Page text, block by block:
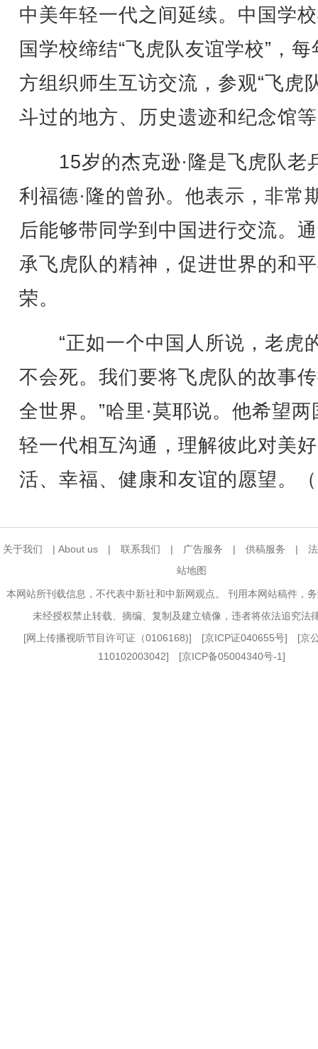
中美年轻一代之间延续。中国学
国学校缔结“飞虎队友谊学校”，每
方组织师生互访交流，参观“飞虎
斗过的地方、历史遗迹和纪念馆
15岁的杰克逊·隆是飞虎队老
利福德·隆的曾孙。他表示，非常
后能够带同学到中国进行交流。
承飞虎队的精神，促进世界的和
荣。
“正如一个中国人所说，老虎
不会死。我们要将飞虎队的故事
全世界。”哈里·莫耶说。他希望两
轻一代相互沟通，理解彼此对美
活、幸福、健康和友谊的愿望。
关于我们 | About us | 联系我们 | 广告服务 | 供稿服务 |
站地图
本网站所刊载信息，不代表中新社和中新网观点。 刊用本网站稿件，
未经授权禁止转载、摘编、复制及建立镜像，违者将依法追究法
[网上传播视听节目许可证（0106168)] [京ICP证040655号] [京
110102003042] [京ICP备05004340号-1]